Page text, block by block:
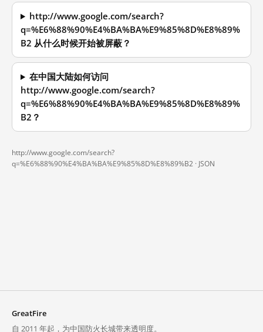
http://www.google.com/search?
q=%E6%88%90%E4%BA%BA%E9%85%8D%E8%89%
B2 从什么时候开始被屏蔽？
在中国大陆如何访问
http://www.google.com/search?
q=%E6%88%90%E4%BA%BA%E9%85%8D%E8%89%
B2？
http://www.google.com/search?
q=%E6%88%90%E4%BA%BA%E9%85%8D%E8%89%B2 · JSON
GreatFire
自 2011 年起，为中国防火长城带来透明度。